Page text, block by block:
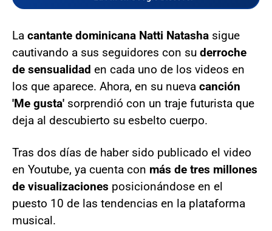
La cantante dominicana Natti Natasha sigue
cautivando a sus seguidores con su derroche
de sensualidad en cada uno de los videos en
los que aparece. Ahora, en su nueva canción
'Me gusta' sorprendió con un traje futurista que
deja al descubierto su esbelto cuerpo.
Tras dos días de haber sido publicado el video
en Youtube, ya cuenta con más de tres millones
de visualizaciones posicionándose en el
puesto 10 de las tendencias en la plataforma
musical.